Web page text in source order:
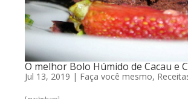
O melhor Bolo Húmido de Cacau e
Jul 13, 2019 | Faça você mesmo,